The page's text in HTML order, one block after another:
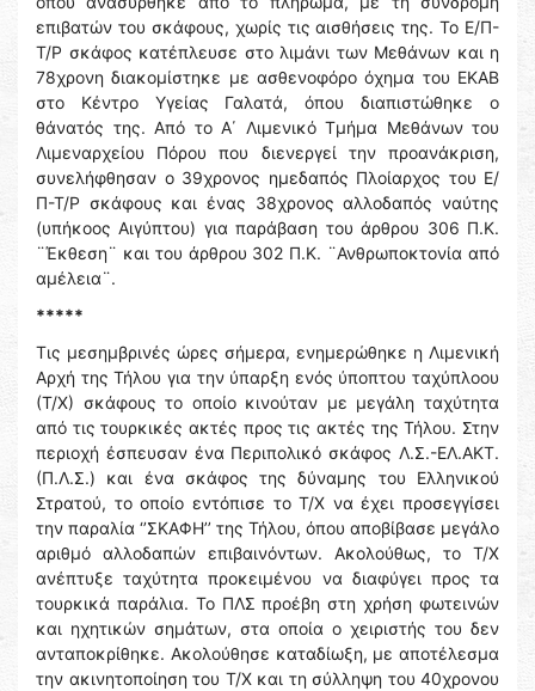
επιβατών του σκάφους, χωρίς τις αισθήσεις της. Το Ε/Π-
Τ/Ρ σκάφος κατέπλευσε στο λιμάνι των Μεθάνων και η
78χρονη διακομίστηκε με ασθενοφόρο όχημα του ΕΚΑΒ
στο Κέντρο Υγείας Γαλατά, όπου διαπιστώθηκε ο
θάνατός της. Από το Α΄ Λιμενικό Τμήμα Μεθάνων του
Λιμεναρχείου Πόρου που διενεργεί την προανάκριση,
συνελήφθησαν ο 39χρονος ημεδαπός Πλοίαρχος του Ε/
Π-Τ/Ρ σκάφους και ένας 38χρονος αλλοδαπός ναύτης
(υπήκοος Αιγύπτου) για παράβαση του άρθρου 306 Π.Κ.
¨Έκθεση¨ και του άρθρου 302 Π.Κ. ¨Ανθρωποκτονία από
αμέλεια¨.
*****
Τις μεσημβρινές ώρες σήμερα, ενημερώθηκε η Λιμενική
Αρχή της Τήλου για την ύπαρξη ενός ύποπτου ταχύπλοου
(Τ/Χ) σκάφους το οποίο κινούταν με μεγάλη ταχύτητα
από τις τουρκικές ακτές προς τις ακτές της Τήλου. Στην
περιοχή έσπευσαν ένα Περιπολικό σκάφος Λ.Σ.-ΕΛ.ΑΚΤ.
(Π.Λ.Σ.) και ένα σκάφος της δύναμης του Ελληνικού
Στρατού, το οποίο εντόπισε το Τ/Χ να έχει προσεγγίσει
την παραλία ‘’ΣΚΑΦΗ’’ της Τήλου, όπου αποβίβασε μεγάλο
αριθμό αλλοδαπών επιβαινόντων. Ακολούθως, το Τ/Χ
ανέπτυξε ταχύτητα προκειμένου να διαφύγει προς τα
τουρκικά παράλια. Το ΠΛΣ προέβη στη χρήση φωτεινών
και ηχητικών σημάτων, στα οποία ο χειριστής του δεν
ανταποκρίθηκε. Ακολούθησε καταδίωξη, με αποτέλεσμα
την ακινητοποίηση του Τ/Χ και τη σύλληψη του 40χρονου